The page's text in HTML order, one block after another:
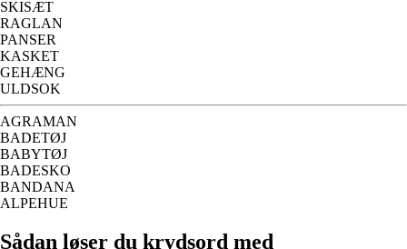
SKISÆT
RAGLAN
PANSER
KASKET
GEHÆNG
ULDSOK
AGRAMAN
BADETØJ
BABYTØJ
BADESKO
BANDANA
ALPEHUE
Sådan løser du krydsord med